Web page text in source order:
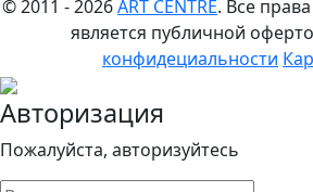
© 2011 - 2026ART CENTRE. Все
является публичной
конфидециальности
Авторизация
Пожалуйста, авторизуйтесь